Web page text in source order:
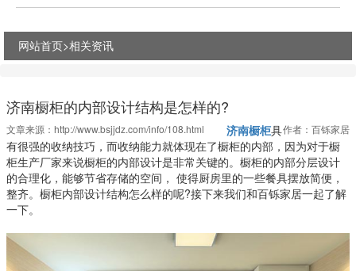
网站首页>相关资讯
济南橱柜的内部设计结构是怎样的?
文章来源： http://www.bsjjdz.com/info/108.html 作者：百铄家居
济南橱柜具
有很强的收纳技巧，而收纳能力就体现在了橱柜的内部，因为对于橱
柜生产厂家来说橱柜的内部设计是非常关键的。橱柜的内部分层设计
的合理化，能够节省存储的空间， 使得厨房里的一些餐具摆放简便，
整齐。橱柜内部设计结构怎么样的呢?接下来我们和百铄家居一起了解
一下。